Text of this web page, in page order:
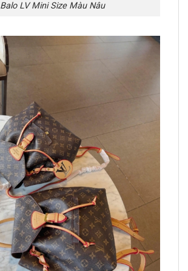
Balo LV Mini Size Màu Nâu